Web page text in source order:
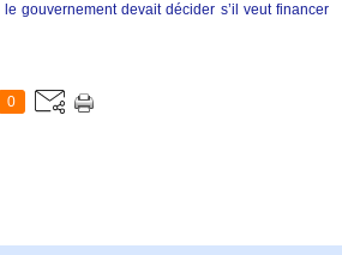
gouvernement devait décider s’il veut financer
0